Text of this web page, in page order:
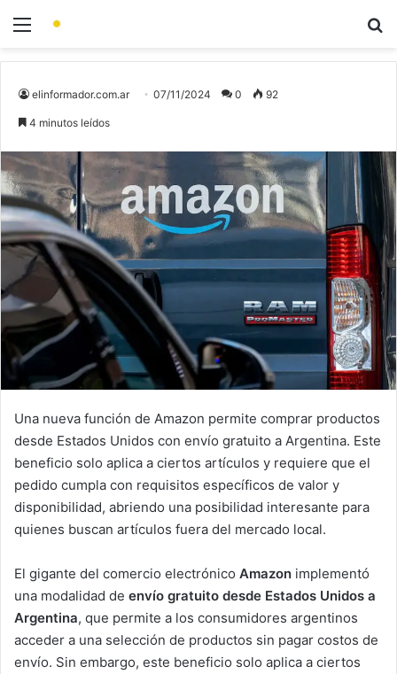
elinformador.com.ar 07/11/2024 0 92
4 minutos leídos
Una nueva función de Amazon permite comprar productos
desde Estados Unidos con envío gratuito a Argentina. Este
beneficio solo aplica a ciertos artículos y requiere que el
pedido cumpla con requisitos específicos de valor y
disponibilidad, abriendo una posibilidad interesante para
quienes buscan artículos fuera del mercado local.
El gigante del comercio electrónico Amazon implementó
una modalidad de envío gratuito desde Estados Unidos a
Argentina, que permite a los consumidores argentinos
acceder a una selección de productos sin pagar costos de
envío. Sin embargo, este beneficio solo aplica a ciertos